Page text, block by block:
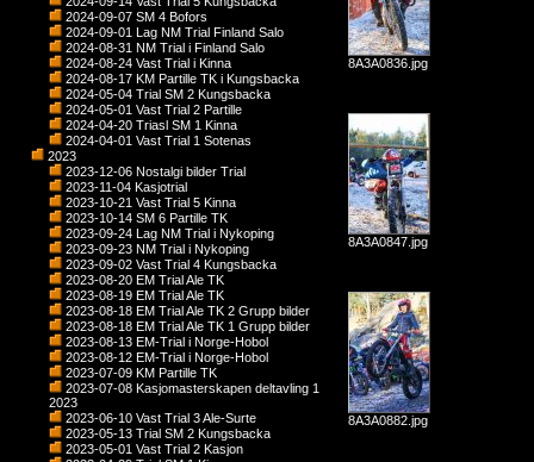
2024-09-07 SM 4 Bofors
2024-09-01 Lag NM Trial Finland Salo
2024-08-31 NM Trial i Finland Salo
2024-08-24 Vast Trial i Kinna
2024-08-17 KM Partille TK i Kungsbacka
2024-05-04 Trial SM 2 Kungsbacka
2024-05-01 Vast Trial 2 Partille
2024-04-20 Triasl SM 1 Kinna
2024-04-01 Vast Trial 1 Sotenas
2023
2023-12-06 Nostalgi bilder Trial
2023-11-04 Kasjotrial
2023-10-21 Vast Trial 5 Kinna
2023-10-14 SM 6 Partille TK
2023-09-24 Lag NM Trial i Nykoping
2023-09-23 NM Trial i Nykoping
2023-09-02 Vast Trial 4 Kungsbacka
2023-08-20 EM Trial Ale TK
2023-08-19 EM Trial Ale TK
2023-08-18 EM Trial Ale TK 2 Grupp bilder
2023-08-18 EM Trial Ale TK 1 Grupp bilder
2023-08-13 EM-Trial i Norge-Hobol
2023-08-12 EM-Trial i Norge-Hobol
2023-07-09 KM Partille TK
2023-07-08 Kasjomasterskapen deltavling 1
2023
2023-06-10 Vast Trial 3 Ale-Surte
2023-05-13 Trial SM 2 Kungsbacka
2023-05-01 Vast Trial 2 Kasjon
8A3A0836.jpg
8A3A0847.jpg
8A3A0882.jpg